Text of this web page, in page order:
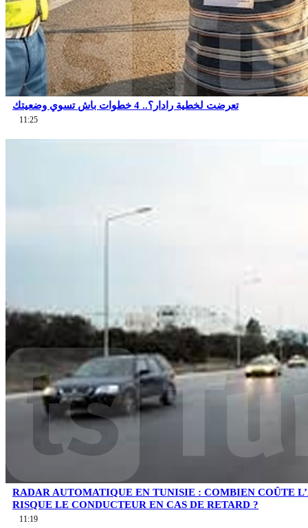
تعرضت لخطية رادار؟.. 4 خطوات باش تسوي وضعيتك
11:25
RADAR AUTOMATIQUE EN TUNISIE : COMBIEN COÛTE
RISQUE LE CONDUCTEUR EN CAS DE RETARD ?
11:19